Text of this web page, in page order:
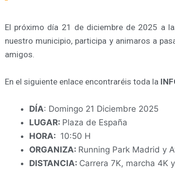
El próximo día 21 de diciembre de 2025 a
nuestro municipio, participa y animaros a
amigos.
En el siguiente enlace encontraréis toda la
DÍA: Domingo 21 Diciembre 2025
LUGAR: Plaza de España
HORA: 10:50 H
ORGANIZA: Running Park Madrid y
DISTANCIA: Carrera 7K, marcha 4K